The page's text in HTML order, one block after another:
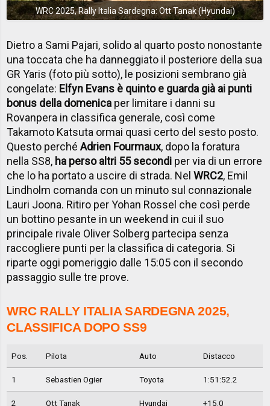
WRC 2025, Rally Italia Sardegna: Ott Tanak (Hyundai)
Dietro a Sami Pajari, solido al quarto posto nonostante
una toccata che ha danneggiato il posteriore della sua
GR Yaris (foto più sotto), le posizioni sembrano già
congelate: Elfyn Evans è quinto e guarda già ai punti
bonus della domenica per limitare i danni su
Rovanpera in classifica generale, così come
Takamoto Katsuta ormai quasi certo del sesto posto.
Questo perchéAdrien Fourmaux, dopo la foratura
nella SS8, ha perso altri 55 secondi per via di un errore
che lo ha portato a uscire di strada. NelWRC2, Emil
Lindholm comanda con un minuto sul connazionale
Lauri Joona. Ritiro per Yohan Rossel che così perde
un bottino pesante in un weekend in cui il suo
principale rivale Oliver Solberg partecipa senza
raccogliere punti per la classifica di categoria. Si
riparte oggi pomeriggio dalle 15:05 con il secondo
passaggio sulle tre prove.
WRC RALLY ITALIA SARDEGNA 2025,
CLASSIFICA DOPO SS9
Pos. Pilota Auto Distacco
1 Sebastien Ogier Toyota 1:51:52.2
2 Ott Tanak Hyundai +15.0